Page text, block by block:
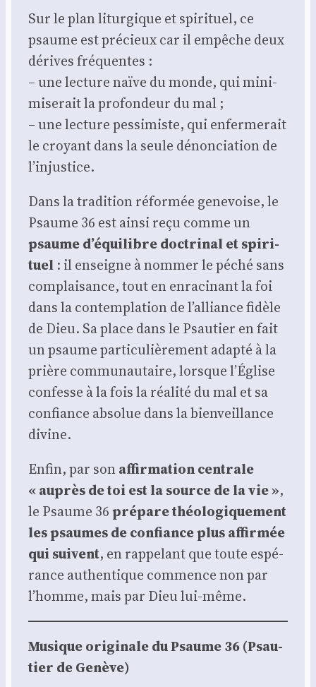
Sur le plan litur­gique et spi­ri­tuel, ce
psaume est pré­cieux car il empêche deux
dérives fré­quentes :
– une lec­ture naïve du monde, qui mini­
mi­se­rait la pro­fon­deur du mal ;
– une lec­ture pes­si­miste, qui enfer­me­rait
le croyant dans la seule dénon­cia­tion de
l’injustice.
Dans la tra­di­tion réfor­mée gene­voise, le
Psaume 36 est ain­si reçu comme un
psaume d’équilibre doc­tri­nal et spi­ri­
tuel : il enseigne à nom­mer le péché sans
com­plai­sance, tout en enra­ci­nant la foi
dans la contem­pla­tion de l’alliance fidèle
de Dieu. Sa place dans le Psau­tier en fait
un psaume par­ti­cu­liè­re­ment adap­té à la
prière com­mu­nau­taire, lorsque l’Église
confesse à la fois la réa­li­té du mal et sa
confiance abso­lue dans la bien­veillance
divine.
Enfin, par sonaffir­ma­tion cen­trale
« auprès de toi est la source de la vie »,
le Psaume 36pré­pare théo­lo­gi­que­ment
les psaumes de confiance plus affir­mée
qui suivent, en rap­pe­lant que toute espé­
rance authen­tique com­mence non par
l’homme, mais par Dieu lui-même.
Musique ori­gi­nale du Psaume 36 (Psau­
tier de Genève)